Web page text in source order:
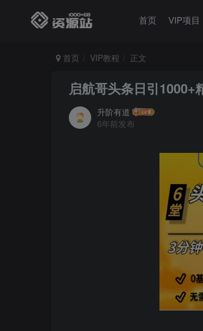
首页 VIP项目
首页 VIP教程 正文
启航哥头条日引1000+
升阶有道
6年前发布